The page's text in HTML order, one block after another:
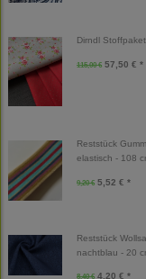
Dirndl
115,00 € 57,50 € *
Reststück
elastisch - 108
9,20 € 5,52 € *
Reststück
nachtblau - 20
8,40 € 4,20 € *